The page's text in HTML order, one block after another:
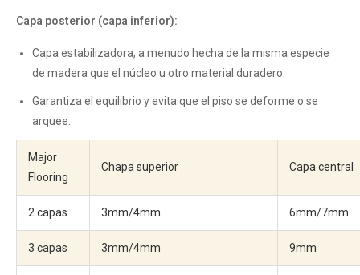
Capa posterior (capa inferior):
Capa estabilizadora, a menudo hecha de la misma especie
de madera que el núcleo u otro material duradero.
Garantiza el equilibrio y evita que el piso se deforme o se
arquee.
Major
Flooring
Chapa superior Capa central
2 capas 3mm/4mm 6mm/7mm
3 capas 3mm/4mm 9mm